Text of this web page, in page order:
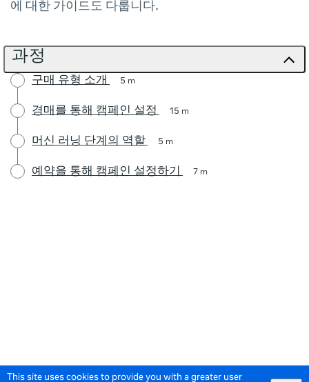
This site uses cookies to provide you with a greater user
에 대한 가이드도 다룹니다.
과정
구매 유형 소개 5 m
경매를 통해 캠페인 설정 15 m
머신 러닝 단계의 역할 5 m
예약을 통해 캠페인 설정하기 7 m